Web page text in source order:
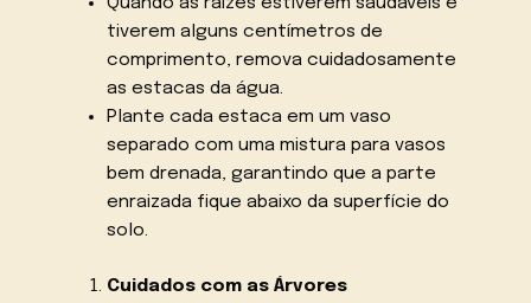
tiverem alguns centímetros de
comprimento, remova cuidadosamente
as estacas da água.
Plante cada estaca em um vaso
separado com uma mistura para vasos
bem drenada, garantindo que a parte
enraizada fique abaixo da superfície do
solo.
Cuidados com as Árvores